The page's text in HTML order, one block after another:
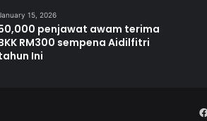
15, 2026
penjawat awam terima
RM300 sempena Aidilfitri
Ini